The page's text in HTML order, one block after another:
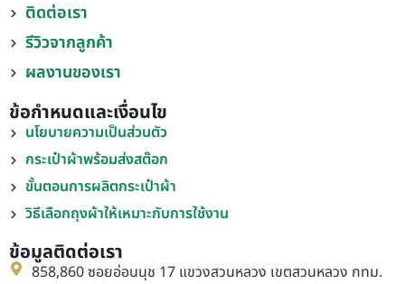
ติดต่อเรา
รีวิวจากลูกค้า
ผลงานของเรา
ข้อกำหนดและเงื่อนไข
นโยบายความเป็นส่วนตัว
กระเป๋าผ้าพร้อมส่งสต๊อก
ขั้นตอนการผลิตกระเป๋าผ้า
วิธีเลือกถุงผ้าให้เหมาะกับการใช้งาน
ข้อมูลติดต่อเรา
858,860 ซอยอ่อนนุช 17 แขวงสวนหลวง เขตสวนหลวง กทม.